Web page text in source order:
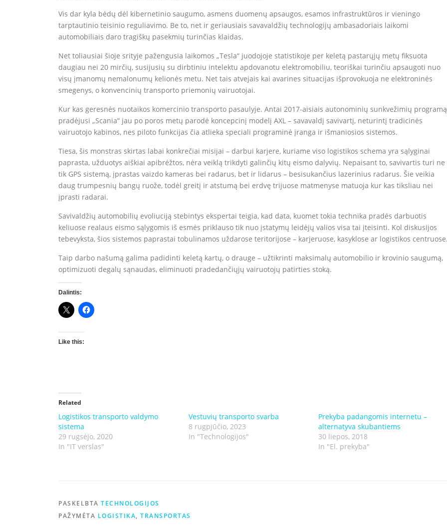
Vis dar kyla bėdų dėl kibernetinio saugumo, asmens duomenų apsaugos, esamos infrastruktūros ir vieningo
tarptautinio teisinio reguliavimo. Be to, net ir geriausiais savavaldžių technologijų ambasadoriais laikomi
automobiliais daro tragiškų pasekmių turinčias klaidas.
Net toliausiai šioje srityje pažengusia laikomos „Tesla“ juodojoje statistikoje per keletą pastarųjų metų fiksuota
daugiau nei 20 mirčių, susijusių su dirbtiniu intelektu apdovanotu elektromobiliu, teoriškai turinčiu apsaugoti nuo
visų įmanomų nemalonumų kelionės metu. Net tais atvejais kai avarines situacijas išprovokuoja ne elektroninės
smegenys, o konvencinių transporto priemonių vairuotojai.
Kur kas geresnės nuotaikos komercinio transporto pasaulyje. Antai 2017-aisiais autonominių sunkvežimių programą
pradėjusi „Scania“ jau po poros metų parodė koncepcinį modelį AXL – savavaldį savivartį, neturintį tradicinės
vairuotojo kabinos, nes piloto funkcijas čia atlieka speciali programinė įranga ir išmaniosios sistemos.
Tiesa, šis monstras skirtas labai konkrečiai misijai – darbui karjere, kuriame viso logistikos schema yra sąlyginai
paprasta, užduotys aiškiai apibrėžtos, nėra veiklą trikdyti galinčių kitų eismo dalyvių. Nepaisant to, savivartis turi ne
tik GPS sistemą, įprastas vaizdo kameras bei radarus, bet ir lidarus – besisukančius lazerinius radarus. Šie veikia
daug trumpesnių bangų ruože, todėl greitį ir atstumą bei erdvę trijuose matmenyse matuoja kur kas tiksliau nei
įprasti radarai.
Savivaldžių automobilių evoliuciją stebintys ekspertai teigia, kad data, kuomet tokia technika pradės darbuotis
keliuose realaus eismo sąlygomis iš esmės priklauso tik nuo įstatymų leidėjų valios visa tai įteisinti. Kol diskusijos
tebevyksta, šios sistemos paprastai tobulinamos uždarose teritorijose – karjeruose, kasyklose ar logistikos
Taip darbo našumą galima padidinti keletą kartų, o drauge – užtikrinti maksimalų automobilio ir krovinio saugumą,
optimizuoti degalų sąnaudas, eliminuoti pradedančiųjų vairuotojų patirties stoką.
Dalintis:
Like this:
Related
Logistikos transporto valdymo
sistema
29 rugsėjo, 2020
In "IT verslas"
Vestuvių transporto svarba
8 rugpjūčio, 2023
In "Technologijos"
Prekyba padangomis internetu –
alternatyva skubantiems
30 liepos, 2018
In "El. prekyba"
PASKELBTA TECHNOLOGIJOS
PAŽYMĖTA LOGISTIKA, TRANSPORTAS